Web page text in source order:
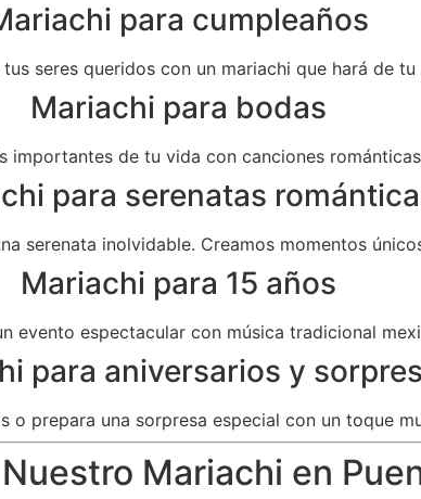
para cumpleaños
seres queridos con un mariachi que hará de
Mariachi para bodas
importantes de tu vida con canciones
para serenatas
serenata inolvidable. Creamos momentos
Mariachi para 15 años
evento espectacular con música tradicional
para aniversarios y
o prepara una sorpresa especial con un toque
Mariachi en